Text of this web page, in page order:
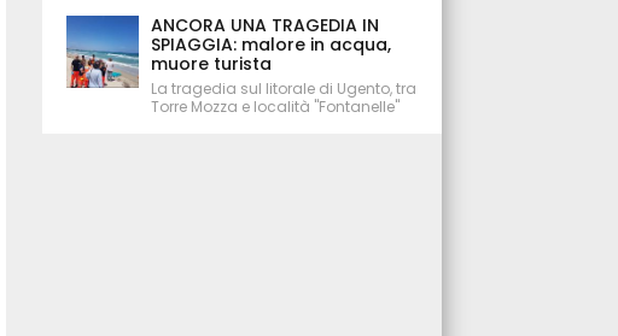
ANCORA UNA TRAGEDIA IN
SPIAGGIA: malore in acqua,
muore turista
La tragedia sul litorale di Ugento, tra
Torre Mozza e località "Fontanelle"